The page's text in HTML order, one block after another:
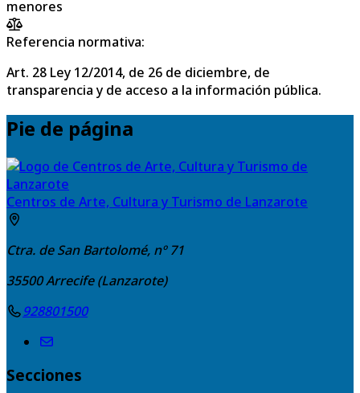
menores
Referencia normativa:
Art. 28 Ley 12/2014, de 26 de diciembre, de
transparencia y de acceso a la información pública.
Pie de página
Centros de Arte, Cultura y Turismo de Lanzarote
Ctra. de San Bartolomé, nº 71
35500Arrecife (Lanzarote)
928801500
Secciones